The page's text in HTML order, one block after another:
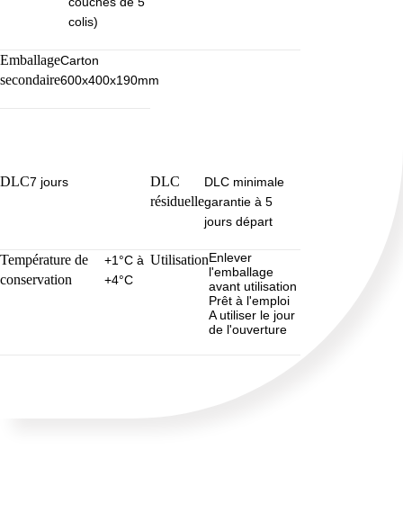
colis)
Emballage
secondaire
Carton
600x400x190mm
DLC7 jours
DLC
résiduelle
DLC minimale
garantie à 5
jours départ
Température de
conservation
+1°C à
+4°C
UtilisationEnlever
l'emballage
avant utilisation
Prêt à l'emploi
A utiliser le jour
de l'ouverture